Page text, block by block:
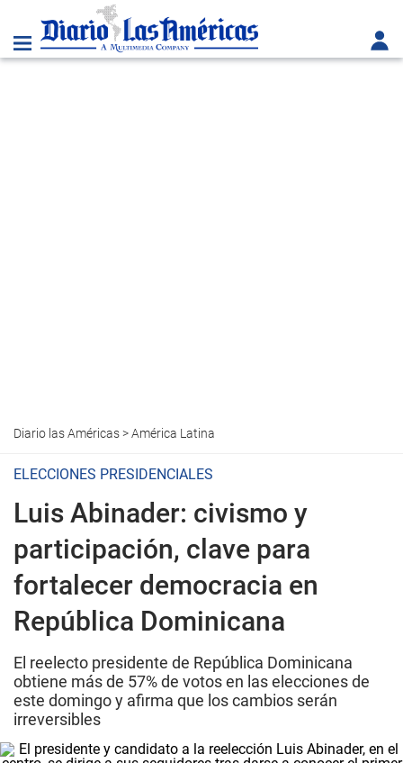
Diario las Américas>América Latina
ELECCIONES PRESIDENCIALES
Luis Abinader: civismo y
participación, clave para
fortalecer democracia en
República Dominicana
El reelecto presidente de República Dominicana
obtiene más de 57% de votos en las elecciones de
este domingo y afirma que los cambios serán
irreversibles